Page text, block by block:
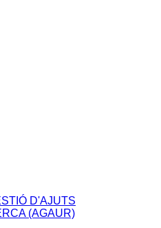
D'AJUTS
(AGAUR)